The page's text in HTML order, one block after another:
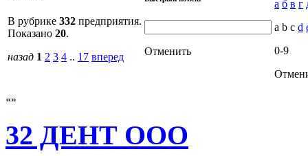
В рубрике 332 предприятия.
Показано 20.
назад 1 2 3 4 .. 17 вперед Отменить
а б в г
a b c d
0-9
32 ДЕНТ ООО